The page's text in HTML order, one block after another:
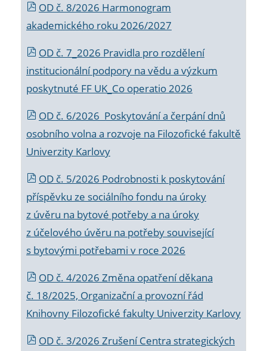
OD č. 8/2026 Harmonogram
akademického roku 2026/2027
OD č. 7_2026 Pravidla pro rozdělení
institucionální podpory na vědu a výzkum
poskytnuté FF UK_Co operatio 2026
OD č. 6/2026 Poskytování a čerpání dnů
osobního volna a rozvoje na Filozofické fakultě
Univerzity Karlovy
OD č. 5/2026 Podrobnosti k poskytování
příspěvku ze sociálního fondu na úroky
z úvěru na bytové potřeby a na úroky
z účelového úvěru na potřeby související
s bytovými potřebami v roce 2026
OD č. 4/2026 Změna opatření děkana
č. 18/2025, Organizační a provozní řád
Knihovny Filozofické fakulty Univerzity Karlovy
OD č. 3/2026 Zrušení Centra strategických